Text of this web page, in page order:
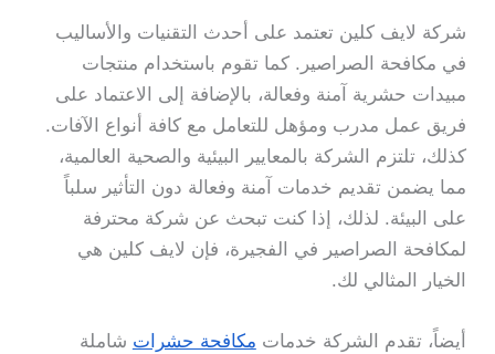
شركة لايف كلين تعتمد على أحدث التقنيات والأساليب
في مكافحة الصراصير. كما تقوم باستخدام منتجات
مبيدات حشرية آمنة وفعالة، بالإضافة إلى الاعتماد على
فريق عمل مدرب ومؤهل للتعامل مع كافة أنواع الآفات.
كذلك، تلتزم الشركة بالمعايير البيئية والصحية العالمية،
مما يضمن تقديم خدمات آمنة وفعالة دون التأثير سلباً
على البيئة. لذلك، إذا كنت تبحث عن شركة محترفة
لمكافحة الصراصير في الفجيرة، فإن لايف كلين هي
الخيار المثالي لك.
أيضاً، تقدم الشركة خدمات مكافحة حشرات شاملة